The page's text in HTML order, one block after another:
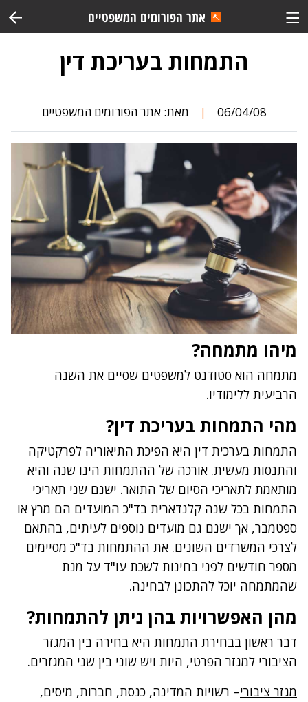
אתר הפורומים המשפטיים
התמחות בעריכת דין
06/04/08
| מאת:אתר הפורומים המשפטיים
מיהו מתמחה?
מתמחה הוא סטודנט למשפטים שסיים את השנה
הרביעית ללימודיו.
מהי התמחות בעריכת דין?
התמחות בערכית דין היא הפיכת התיאוריה לפרקטיקה
והתנסות מעשית. אורכה של ההתמחות הינו שנה והיא
מותאמת לתאריכי הסיום של התואר. ישנם שני תאריכי
התמחות בכל שנה קלנדארית בד"כ המועדים הם מרץ או
ספטמבר, אך ישנם גם מועדים נוספים לעיתים, בהתאם
לצרכי המשרדים השונים. את ההתמחות בד"כ מסיימים
מספר חודשים לפני בחינות לשכת עו"ד על מנת
שהמתמחה יוכל להתכונן לבחינה.
מהן האפשרויות בהן ניתן להתמחות?
דבר ראשון בבחירת התמחות היא בחירה בין המגזר
הציבורי למגזר הפרטי, היות ויש שוני בין שני המגזרים.
מגזר ציבורי– רשויות המדינה, כנסת, חברות, מיסים,